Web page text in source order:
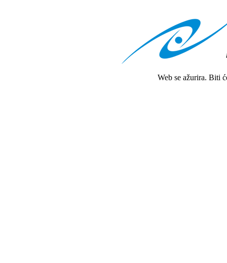
Web se ažurira. Biti